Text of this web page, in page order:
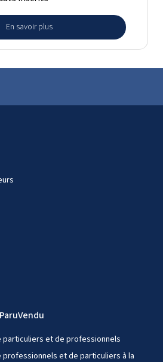
En savoir plus
particuliers et de professionnels
et de particuliers à la